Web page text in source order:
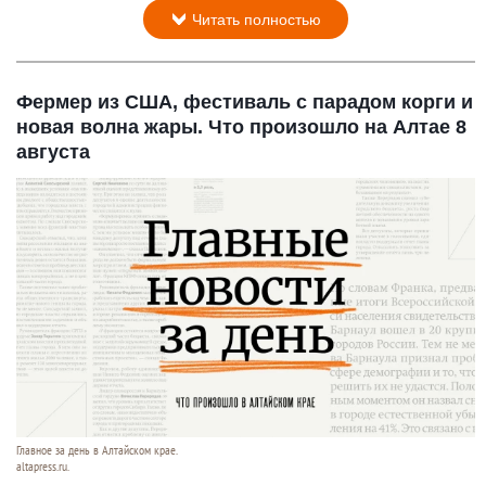
Читать полностью
Фермер из США, фестиваль с парадом корги и
новая волна жары. Что произошло на Алтае 8
августа
Главное за день в Алтайском крае.
altapress.ru.